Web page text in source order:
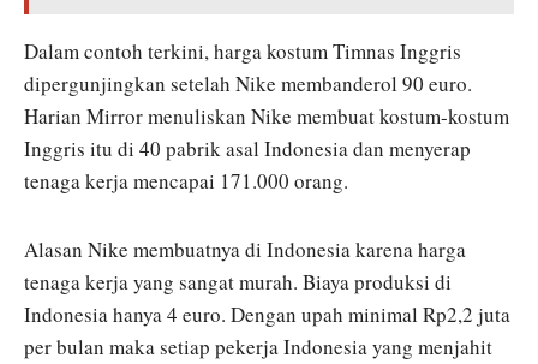
Dalam contoh terkini, harga kostum Timnas Inggris
dipergunjingkan setelah Nike membanderol 90 euro.
Harian Mirror menuliskan Nike membuat kostum-kostum
Inggris itu di 40 pabrik asal Indonesia dan menyerap
tenaga kerja mencapai 171.000 orang.
Alasan Nike membuatnya di Indonesia karena harga
tenaga kerja yang sangat murah. Biaya produksi di
Indonesia hanya 4 euro. Dengan upah minimal Rp2,2 juta
per bulan maka setiap pekerja Indonesia yang menjahit